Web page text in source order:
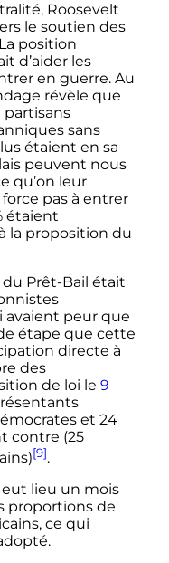
Roosevelt
le soutien des
position
d’aider les
en guerre. Au
révèle que
sans
étaient en sa
peuvent nous
qu’on leur
pas à entrer
étaient
la proposition du
du Prêt-Bail était
avaient peur que
étape que cette
directe à
des
de loi le 9
et 24
contre (25
[9].
lieu un mois
proportions de
ce qui